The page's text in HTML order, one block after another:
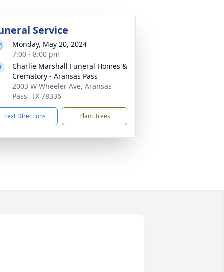
Service
Monday, May 20, 2024
7:00 - 8:00 pm
Charlie Marshall Funeral Homes &
Crematory - Aransas Pass
2003 W Wheeler Ave, Aransas
Pass, TX 78336
Text Directions Plant Trees